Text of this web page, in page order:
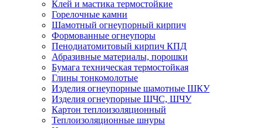
Клей и мастика термостойкие
Горелочные камни
Шамотный огнеупорный кирпич
Формованные огнеупоры
Пенодиатомитовый кирпич КПД
Абразивные материалы, порошки
Бумага техническая термостойкая
Глины тонкомолотые
Изделия огнеупорные шамотные ШКУ
Изделия огнеупорные ШЧС, ШЧУ
Картон теплоизоляционный
Теплоизоляционные шнуры